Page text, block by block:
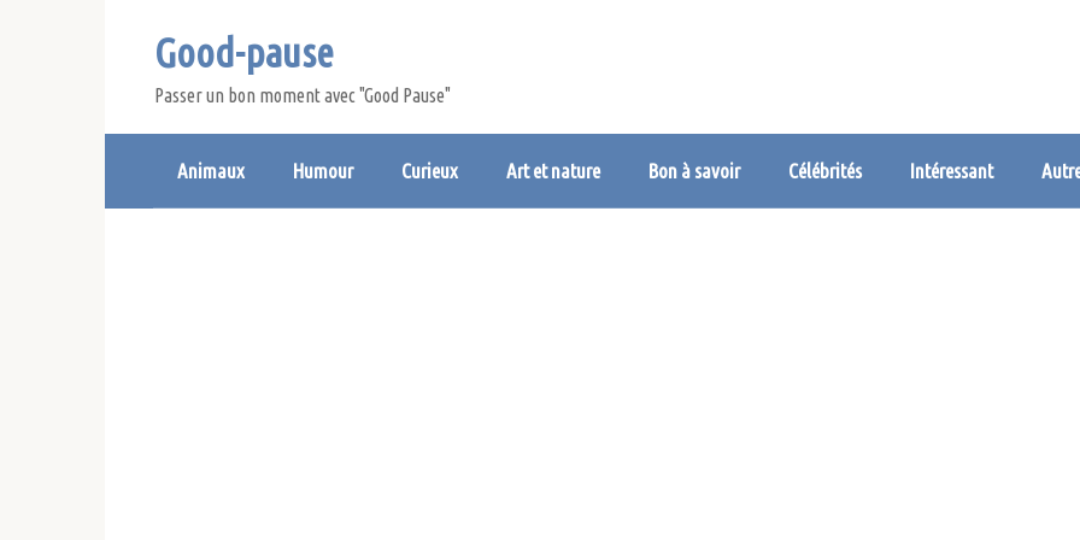
Good-pause
Passer un bon moment avec "Good Pause"
Animaux Humour Curieux Art et nature Bon à savoir Célébrités Intéressant